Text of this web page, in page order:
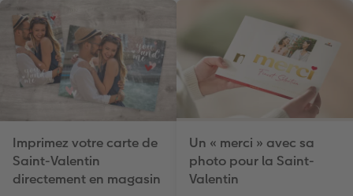
Imprimez votre carte de
Saint-Valentin
directement en magasin
Un « merci » avec sa
photo pour la Saint-
Valentin